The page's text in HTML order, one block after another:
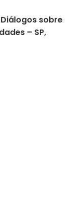
sobre
– SP,